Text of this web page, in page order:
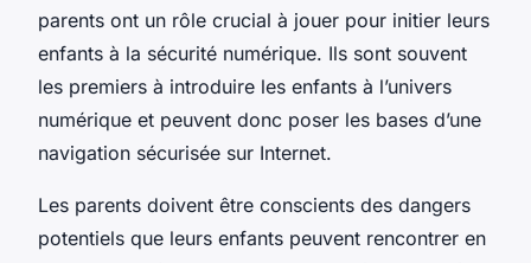
parents ont un rôle crucial à jouer pour initier leurs
enfants à la sécurité numérique. Ils sont souvent
les premiers à introduire les enfants à l’univers
numérique et peuvent donc poser les bases d’une
navigation sécurisée sur Internet.
Les parents doivent être conscients des dangers
potentiels que leurs enfants peuvent rencontrer en